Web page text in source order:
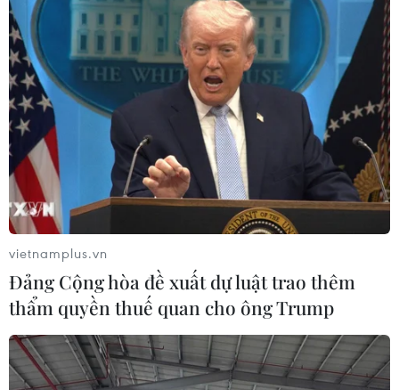
vietnamplus.vn
Đảng Cộng hòa đề xuất dự luật trao thêm
thẩm quyền thuế quan cho ông Trump